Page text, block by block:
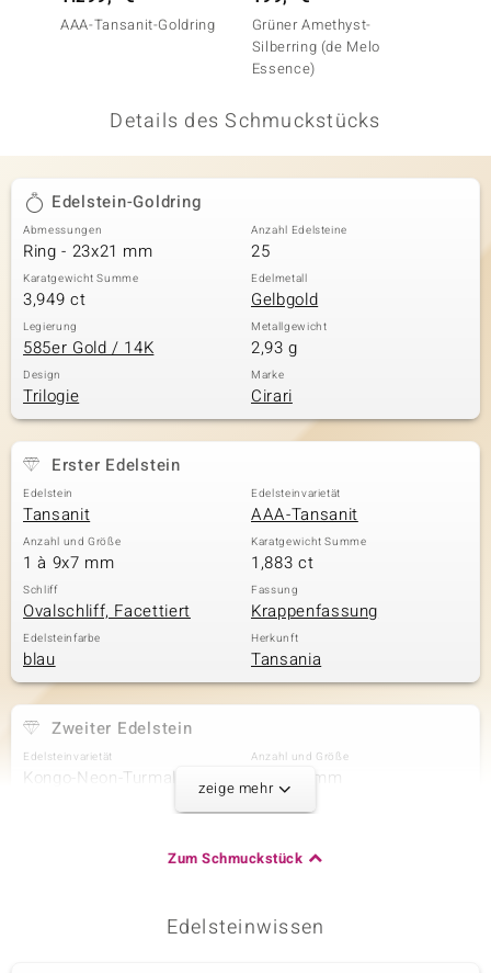
BY DE MELO
Collection
Classics
AAA-Tansanit-Goldring
Grüner Amethyst-
Silberring (de Melo
Essence)
Details des Schmuckstücks
Edelstein-Goldring
Abmessungen
Ring - 23x21 mm
Anzahl Edelsteine
25
Karatgewicht Summe
3,949 ct
Edelmetall
Gelbgold
Legierung
585er Gold / 14K
Metallgewicht
2,93 g
Design
Trilogie
Marke
Cirari
Erster Edelstein
Edelstein
Tansanit
Edelsteinvarietät
AAA-Tansanit
Anzahl und Größe
1 à 9x7 mm
Karatgewicht Summe
1,883 ct
Schliff
Ovalschliff, Facettiert
Fassung
Krappenfassung
Edelsteinfarbe
blau
Herkunft
Tansania
Zweiter Edelstein
Edelsteinvarietät
Kongo-Neon-Turmalin
Anzahl und Größe
1 à 8x6 mm
Herkunft
zeige mehr
Zum Schmuckstück
Edelsteinwissen